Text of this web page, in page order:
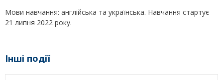
Мови навчання: англійська та українська. Навчання стартує
21 липня 2022 року.
Інші події